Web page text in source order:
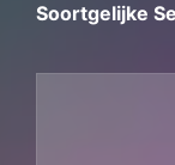
Soortgelijke